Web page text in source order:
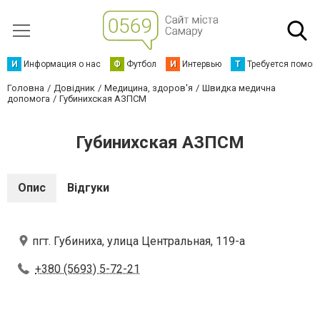
И Информация о нас Ф Футбол И Интервью Т Требуется
Головна Довідник Медицина, здоров'я
Швидка медична
допомога
Губинихская АЗПСМ
Губинихская АЗПСМ
Опис Відгуки
пгт. Губиниха, улица Центральная, 119-а
+380 (5693) 5-72-21